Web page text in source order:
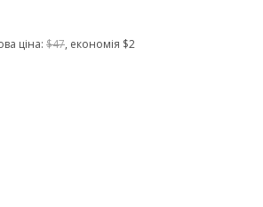
ціна: $47, економія $2